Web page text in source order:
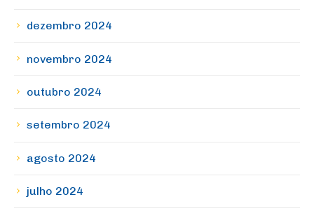
dezembro 2024
novembro 2024
outubro 2024
setembro 2024
agosto 2024
julho 2024